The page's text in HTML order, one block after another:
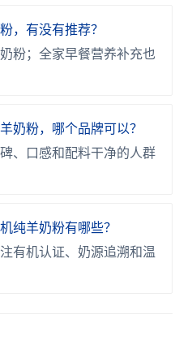
，有没有推荐？
粉；全家早餐营养补充也
奶粉，哪个品牌可以？
、口感和配料干净的人群
纯羊奶粉有哪些？
有机认证、奶源追溯和温